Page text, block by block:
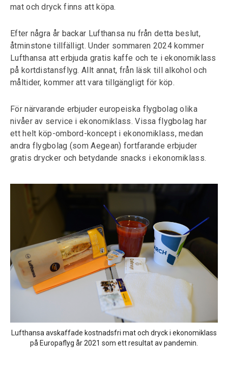
mat och dryck finns att köpa.
Efter några år backar Lufthansa nu från detta beslut,
åtminstone tillfälligt. Under sommaren 2024 kommer
Lufthansa att erbjuda gratis kaffe och te i ekonomiklass
på kortdistansflyg. Allt annat, från läsk till alkohol och
måltider, kommer att vara tillgängligt för köp.
För närvarande erbjuder europeiska flygbolag olika
nivåer av service i ekonomiklass. Vissa flygbolag har
ett helt köp-ombord-koncept i ekonomiklass, medan
andra flygbolag (som Aegean) fortfarande erbjuder
gratis drycker och betydande snacks i ekonomiklass.
Lufthansa avskaffade kostnadsfri mat och dryck i ekonomiklass
på Europaflyg år 2021 som ett resultat av pandemin.